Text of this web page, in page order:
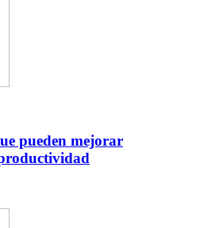
pueden mejorar